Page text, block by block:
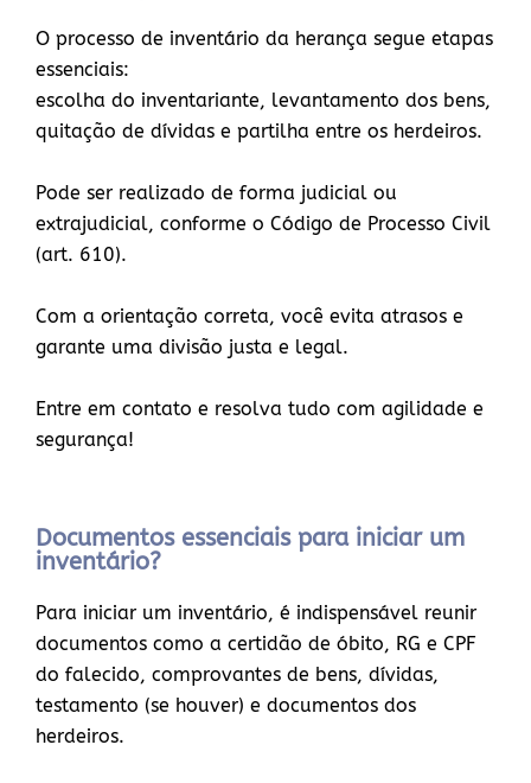
O processo de inventário da herança segue etapas
essenciais:
escolha do inventariante, levantamento dos bens,
quitação de dívidas e partilha entre os herdeiros.
Pode ser realizado de forma judicial ou
extrajudicial, conforme o Código de Processo Civil
(art. 610).
Com a orientação correta, você evita atrasos e
garante uma divisão justa e legal.
Entre em contato e resolva tudo com agilidade e
segurança!
Documentos essenciais para iniciar um
inventário?
Para iniciar um inventário, é indispensável reunir
documentos como a certidão de óbito, RG e CPF
do falecido, comprovantes de bens, dívidas,
testamento (se houver) e documentos dos
herdeiros.